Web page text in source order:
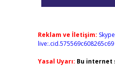
Reklam ve İletişim:
live:.cid.575569c608265c69
Yasal Uyarı: Bu internet